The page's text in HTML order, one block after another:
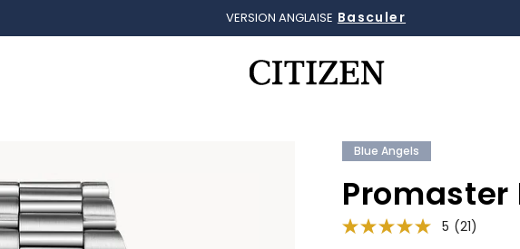
VERSION ANGLAISE Basculer
Blue Angels
5 (21)
Ajouté à Gérer la liste